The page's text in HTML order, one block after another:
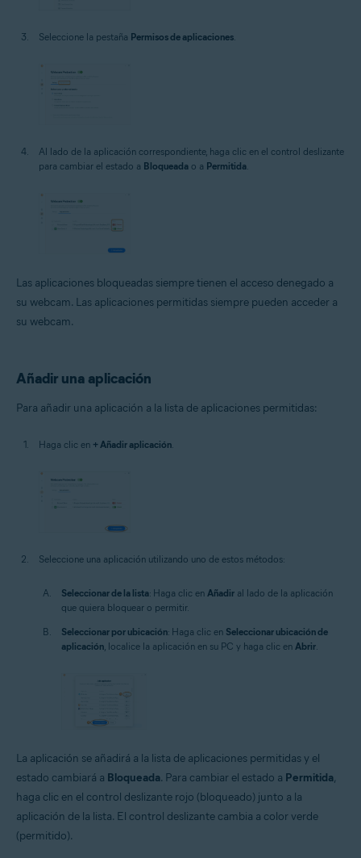
Seleccione la pestaña Permisos de aplicaciones.
Al lado de la aplicación correspondiente, haga clic en el control deslizante
para cambiar el estado a Bloqueada o a Permitida.
Las aplicaciones bloqueadas siempre tienen el acceso denegado a
su webcam. Las aplicaciones permitidas siempre pueden acceder a
su webcam.
Añadir una aplicación
Para añadir una aplicación a la lista de aplicaciones permitidas:
Haga clic en + Añadir aplicación
Seleccione una aplicación utilizando uno de estos métodos:
Seleccionar de la lista: Haga clic en Añadir al lado de la aplicación
que quiera bloquear o permitir.
Seleccionar por ubicación: Haga clic en Seleccionar ubicación de
aplicación , localice la aplicación en su PC y haga clic en Abrir
La aplicación se añadirá a la lista de aplicaciones permitidas y el
estado cambiará a Bloqueada. Para cambiar el estado a Permitida,
haga clic en el control deslizante rojo (bloqueado) junto a la
aplicación de la lista. El control deslizante cambia a color verde
(permitido).